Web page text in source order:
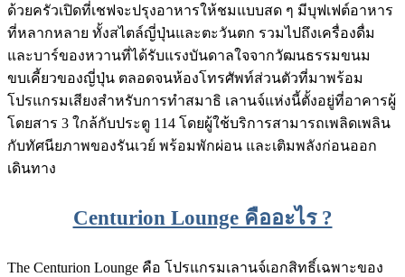
ด้วยครัวเปิดที่เชฟจะปรุงอาหารให้ชมแบบสด ๆ มีบุฟเฟต์อาหาร
ที่หลากหลาย ทั้งสไตล์ญี่ปุ่นและตะวันตก รวมไปถึงเครื่องดื่ม
และบาร์ของหวานที่ได้รับแรงบันดาลใจจากวัฒนธรรมขนม
ขบเคี้ยวของญี่ปุ่น ตลอดจนห้องโทรศัพท์ส่วนตัวที่มาพร้อม
โปรแกรมเสียงสำหรับการทำสมาธิ เลานจ์แห่งนี้ตั้งอยู่ที่อาคารผู้
โดยสาร 3 ใกล้กับประตู 114 โดยผู้ใช้บริการสามารถเพลิดเพลิน
กับทัศนียภาพของรันเวย์ พร้อมพักผ่อน และเติมพลังก่อนออก
เดินทาง
Centurion Lounge คืออะไร ?
The Centurion Lounge คือ โปรแกรมเลานจ์เอกสิทธิ์เฉพาะของ